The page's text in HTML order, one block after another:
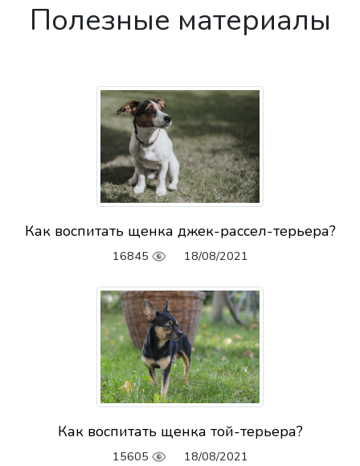
Полезные материалы
Как воспитать щенка джек-рассел-терьера?
16845 18/08/2021
Как воспитать щенка той-терьера?
15605 18/08/2021